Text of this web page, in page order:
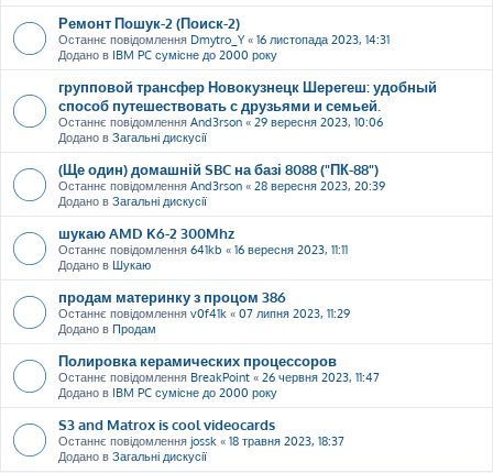
Ремонт Пошук-2 (Поиск-2)
Останнє повідомлення Dmytro_Y« 16 листопада 2023, 14:31
Додано в IBM PC сумісне до 2000 року
групповой трансфер Новокузнецк Шерегеш: удобный
способ путешествовать с друзьями и семьей.
Останнє повідомлення And3rson « 29 вересня 2023, 10:06
Додано в Загальні дискусії
(Ще один) домашній SBC на базі 8088 ("ПК-88")
Останнє повідомлення And3rson « 28 вересня 2023, 20:39
Додано в Загальні дискусії
шукаю AMD K6-2 300Mhz
Останнє повідомлення 641kb « 16 вересня 2023, 11:11
Додано в Шукаю
продам материнку з процом 386
Останнє повідомлення v0f41k « 07 липня 2023, 11:29
Додано в Продам
Полировка керамических процессоров
Останнє повідомлення BreakPoint « 26 червня 2023, 11:47
Додано в IBM PC сумісне до 2000 року
S3 and Matrox is cool videocards
Останнє повідомлення jossk « 18 травня 2023, 18:37
Додано в Загальні дискусії